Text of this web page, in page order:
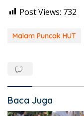
Post Views: 732
Malam Puncak HUT
Baca Juga